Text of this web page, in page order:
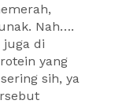
Nah….
juga di
yang
sih, ya